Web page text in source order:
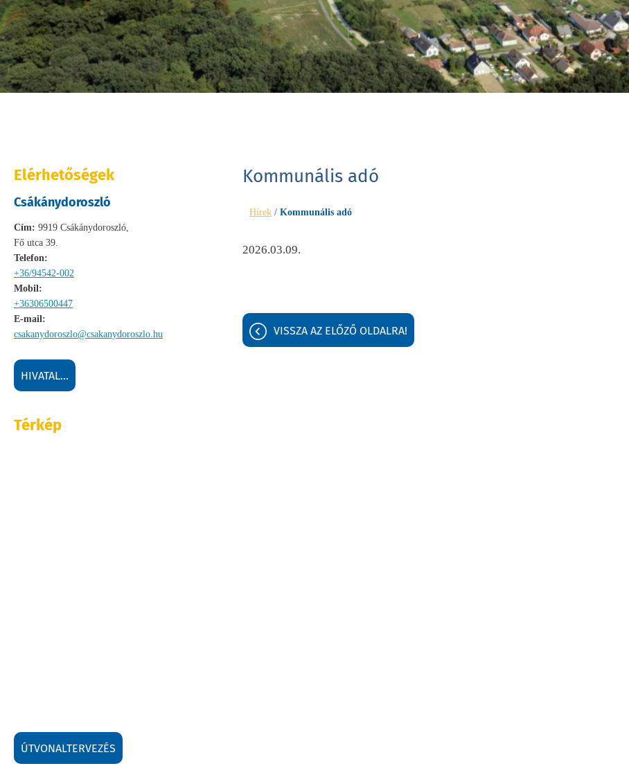
Elérhetőségek
Csákánydoroszló
Cím: 9919 Csákánydoroszló,
Fő utca 39.
Telefon:
+36/94542-002
Mobil:
+36306500447
E-mail:
csakanydoroszlo@csakanydoroszlo.hu
HIVATAL...
Térkép
ÚTVONALTERVEZÉS
Kommunális adó
Hírek / Kommunális adó
2026.03.09.
VISSZA AZ ELŐZŐ OLDALRA!